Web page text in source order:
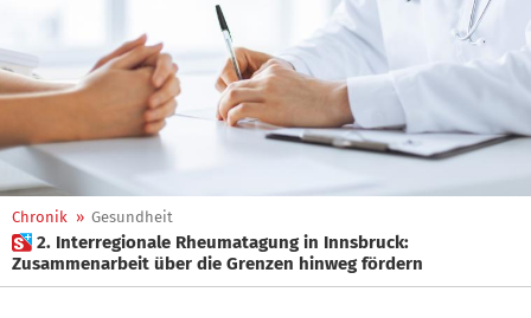
Chronik » Gesundheit
 2. Interregionale Rheumatagung in Innsbruck:
Zusammenarbeit über die Grenzen hinweg fördern